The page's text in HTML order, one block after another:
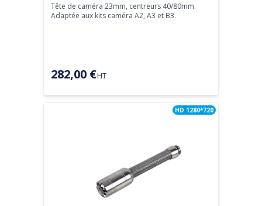
Tête de caméra 23mm, centreurs 40/80mm.
Adaptée aux kits caméra A2, A3 et B3.
282,00 €HT
HD 1280*720